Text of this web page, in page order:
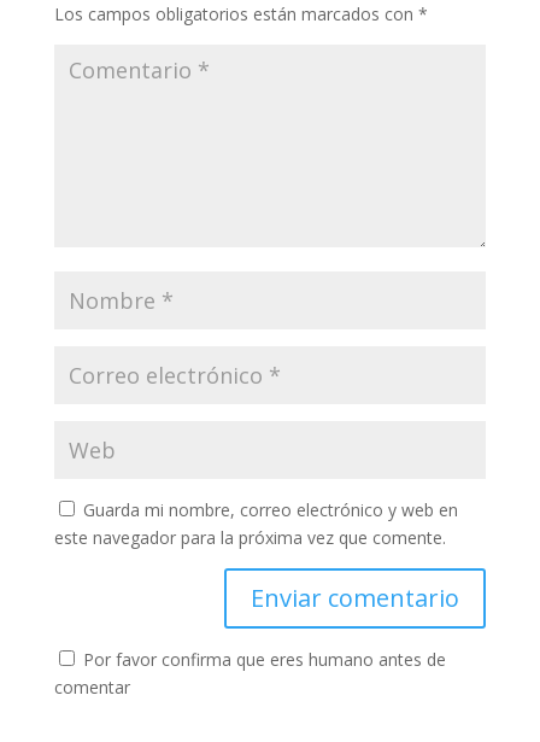
Los campos obligatorios están marcados con *
Guarda mi nombre, correo electrónico y web en
este navegador para la próxima vez que comente.
Por favor confirma que eres humano antes de
comentar